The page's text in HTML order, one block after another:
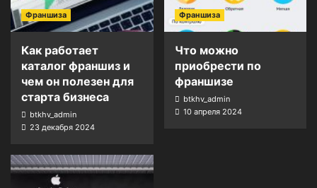
Франшиза
Как работает
каталог франшиз и
чем он полезен для
старта бизнеса
btkhv_admin
23 декабря 2024
Франшиза
Что можно
приобрести по
франшизе
btkhv_admin
10 апреля 2024